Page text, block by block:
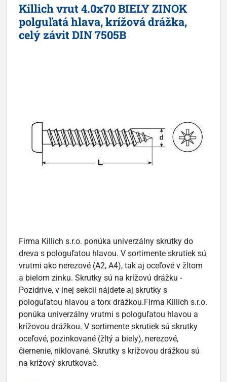
Killich vrut 4.0x70 BIELY ZINOK
polguľatá hlava, krížová drážka,
celý závit DIN 7505B
Firma Killich s.r.o. ponúka univerzálny skrutky do
dreva s pologuľatou hlavou. V sortimente skrutiek sú
vrutmi ako nerezové (A2, A4), tak aj oceľové v žltom
a bielom zinku. Skrutky sú na krížovú drážku -
Pozidrive, v inej sekcii nájdete aj skrutky s
pologuľatou hlavou a torx drážkou.Firma Killich s.r.o.
ponúka univerzálny vrutmi s pologuľatou hlavou a
krížovou drážkou. V sortimente skrutiek sú skrutky
oceľové, pozinkované (žltý a biely), nerezové,
čiernenie, niklované. Skrutky s krížovou drážkou sú
na krížový skrutkovač.